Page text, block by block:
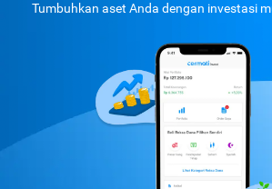
Tumbuhkan aset Anda dengan investasi